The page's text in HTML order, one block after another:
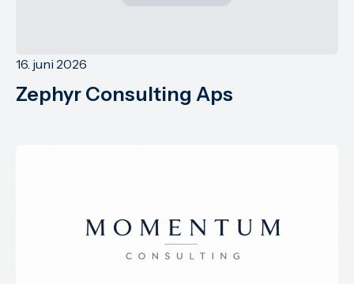
Zephyr Consulting Aps
16. juni 2026